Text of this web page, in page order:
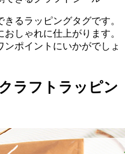
るラッピングタグです。
しゃれに仕上がります。
ポイントにいかがでしょ
ラフトラッピン